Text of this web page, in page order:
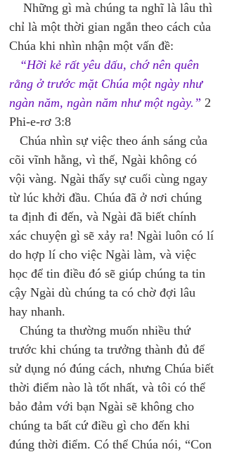
Những gì mà chúng ta nghĩ là lâu thì
chỉ là một thời gian ngắn theo cách của
Chúa khi nhìn nhận một vấn đề:
“Hỡi kẻ rất yêu dấu, chớ nên quên
rằng ở trước mặt Chúa một ngày như
ngàn năm, ngàn năm như một ngày.” 2
Phi-e-rơ 3:8
Chúa nhìn sự việc theo ánh sáng của
cõi vĩnh hằng, vì thế, Ngài không có
vội vàng. Ngài thấy sự cuối cùng ngay
từ lúc khởi đầu. Chúa đã ở nơi chúng
ta định đi đến, và Ngài đã biết chính
xác chuyện gì sẽ xảy ra! Ngài luôn có lí
do hợp lí cho việc Ngài làm, và việc
học để tin điều đó sẽ giúp chúng ta tin
cậy Ngài dù chúng ta có chờ đợi lâu
hay nhanh.
Chúng ta thường muốn nhiều thứ
trước khi chúng ta trưởng thành đủ để
sử dụng nó đúng cách, nhưng Chúa biết
thời điểm nào là tốt nhất, và tôi có thể
bảo đảm với bạn Ngài sẽ không cho
chúng ta bất cứ điều gì cho đến khi
đúng thời điểm. Có thể Chúa nói, “Con